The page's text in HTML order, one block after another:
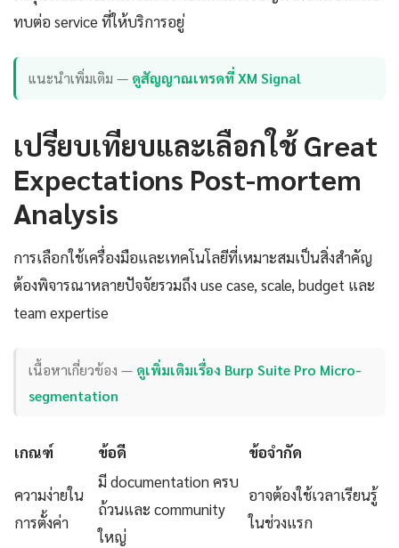
ทบต่อ service ที่ให้บริการอยู่
แนะนำเพิ่มเติม — ดูสัญญาณเทรดที่ XM Signal
เปรียบเทียบและเลือกใช้ Great
Expectations Post-mortem
Analysis
การเลือกใช้เครื่องมือและเทคโนโลยีที่เหมาะสมเป็นสิ่งสำคัญ
ต้องพิจารณาหลายปัจจัยรวมถึง use case, scale, budget และ
team expertise
เนื้อหาเกี่ยวข้อง — ดูเพิ่มเติมเรื่อง Burp Suite Pro Micro-
segmentation
เกณฑ์ ข้อดี ข้อจำกัด
ความง่ายใน
การตั้งค่า
มี documentation ครบ
ถ้วนและ community
ใหญ่
อาจต้องใช้เวลาเรียนรู้
ในช่วงแรก